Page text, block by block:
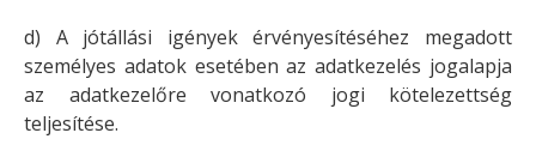
d) A jótállási igények érvényesítéséhez megadott
személyes adatok esetében az adatkezelés jogalapja
az adatkezelőre vonatkozó jogi kötelezettség
teljesítése.